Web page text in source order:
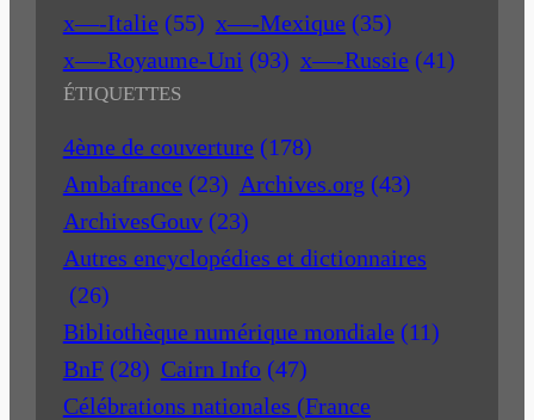
x—-Italie (55) x—-Mexique (35)
x—-Royaume-Uni (93) x—-Russie (41)
ÉTIQUETTES
4ème de couverture (178)
Ambafrance (23) Archives.org (43)
ArchivesGouv (23)
Autres encyclopédies et dictionnaires
(26)
Bibliothèque numérique mondiale (11)
BnF (28) Cairn Info (47)
Célébrations nationales (France